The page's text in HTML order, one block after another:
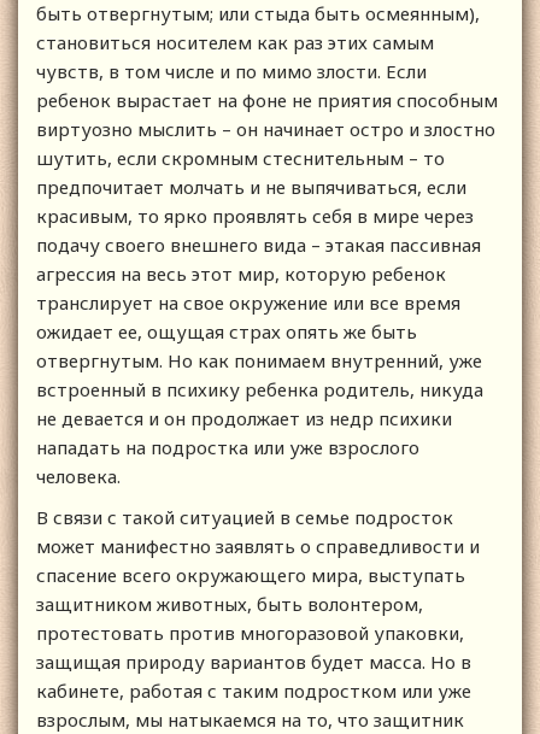
быть отвергнутым; или стыда быть осмеянным),
становиться носителем как раз этих самым
чувств, в том числе и по мимо злости. Если
ребенок вырастает на фоне не приятия способным
виртуозно мыслить – он начинает остро и злостно
шутить, если скромным стеснительным – то
предпочитает молчать и не выпячиваться, если
красивым, то ярко проявлять себя в мире через
подачу своего внешнего вида – этакая пассивная
агрессия на весь этот мир, которую ребенок
транслирует на свое окружение или все время
ожидает ее, ощущая страх опять же быть
отвергнутым. Но как понимаем внутренний, уже
встроенный в психику ребенка родитель, никуда
не девается и он продолжает из недр психики
нападать на подростка или уже взрослого
человека.
В связи с такой ситуацией в семье подросток
может манифестно заявлять о справедливости и
спасение всего окружающего мира, выступать
защитником животных, быть волонтером,
протестовать против многоразовой упаковки,
защищая природу вариантов будет масса. Но в
кабинете, работая с таким подростком или уже
взрослым, мы натыкаемся на то, что защитник